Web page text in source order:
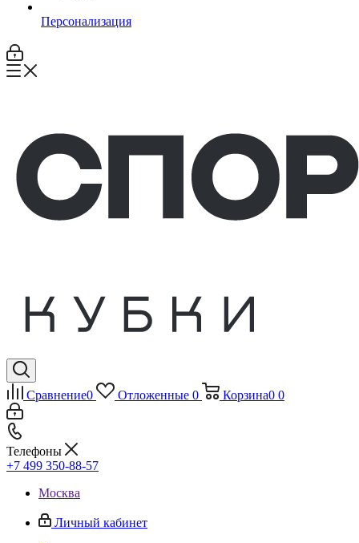
Персонализация
Сравнение0 Отложенные 0 Корзина0 0
Телефоны
+7 499 350-88-57
Москва
Личный кабинет